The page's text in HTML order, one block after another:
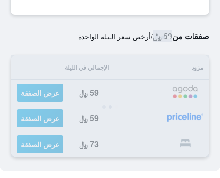
صفقات من59 ﷼ /أرخص سعر الليلة الواحدة
مزود الإجمالي في الليلة
59 ﷼ عرض الصفقة
59 ﷼ عرض الصفقة
73 ﷼ عرض الصفقة